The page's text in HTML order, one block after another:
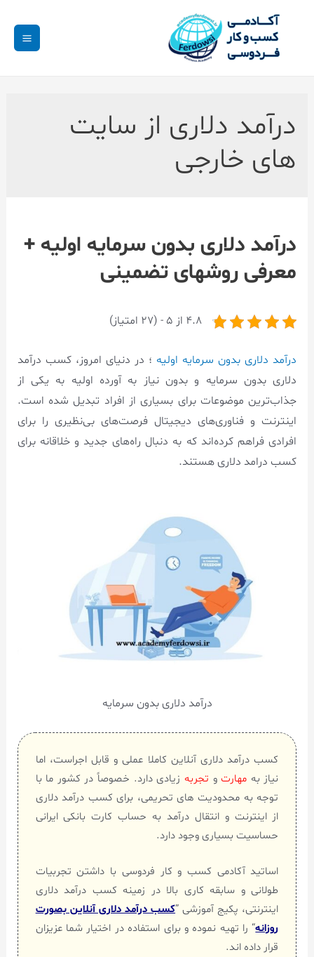
درآمد دلاری از سایت
های خارجی
درآمد دلاری بدون سرمایه اولیه +
معرفی روشهای تضمینی
4.8 از 5 - (27 امتیاز)
درآمد دلاری بدون سرمایه اولیه ؛ در دنیای امروز، کسب درآمد
دلاری بدون سرمایه و بدون نیاز به آورده اولیه به یکی از
جذاب‌ترین موضوعات برای بسیاری از افراد تبدیل شده است.
اینترنت و فناوری‌های دیجیتال فرصت‌های بی‌نظیری را برای
افرادی فراهم کرده‌اند که به دنبال راه‌های جدید و خلاقانه برای
کسب درامد دلاری هستند.
درآمد دلاری بدون سرمایه
کسب درآمد دلاری آنلاین کاملا عملی و قابل اجراست، اما
نیاز به مهارتو تجربه زیادی دارد. خصوصاً در کشور ما با
توجه به محدودیت های تحریمی، برای کسب درآمد دلاری
از اینترنت و انتقال درآمد به حساب کارت بانکی ایرانی
حساسیت بسیاری وجود دارد.
اساتید آکادمی کسب و کار فردوسی با داشتن تجربیات
طولانی و سابقه کاری بالا در زمینه کسب درآمد دلاری
اینترنتی، پکیج آموزشی ”کسب درآمد دلاری آنلاین بصورت
روزانه“ را تهیه نموده و برای استفاده در اختیار شما عزیزان
قرار داده اند.